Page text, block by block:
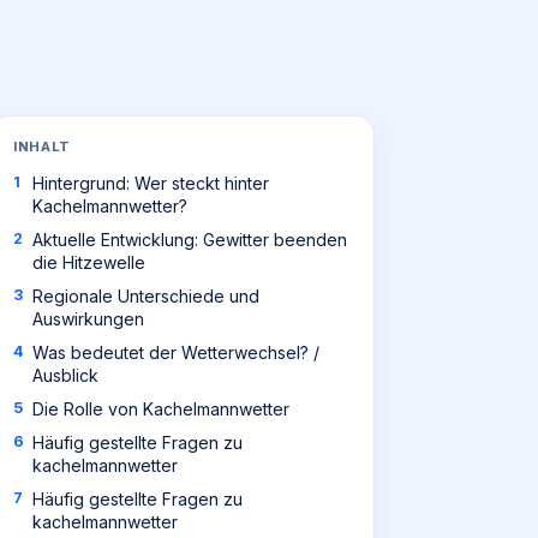
INHALT
Hintergrund: Wer steckt hinter
Kachelmannwetter?
Aktuelle Entwicklung: Gewitter beenden
die Hitzewelle
Regionale Unterschiede und
Auswirkungen
Was bedeutet der Wetterwechsel? /
Ausblick
Die Rolle von Kachelmannwetter
Häufig gestellte Fragen zu
kachelmannwetter
Häufig gestellte Fragen zu
kachelmannwetter